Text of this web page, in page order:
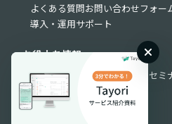
よくある質問お問い合わせフォー
導入・運用サポート
お役立ち情報
お役立ち資料 動画ライブラリ セミ